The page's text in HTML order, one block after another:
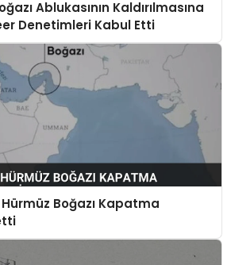
Ablukasının Kaldırılmasına
Denetimleri Kabul Etti
Hürmüz Boğazı Kapatma